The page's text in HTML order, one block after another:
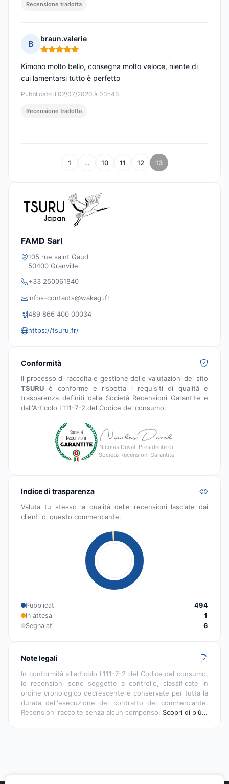
Recensione tradotta
B
braun.valerie
Nota: 5 su 5
Pubblicato il 02/07/2020 à 03h43
Kimono molto bello, consegna molto veloce, niente di
cui lamentarsi tutto è perfetto
Recensione tradotta
1 … 10 11 12 13
FAMD Sarl
105 rue saint Gaud
50400 Granville
+33 250061840
infos-contacts@wakagi.fr
489 866 400 00034
https://tsuru.fr/
Conformità
Il processo di raccolta e gestione delle valutazioni del sito
TSURU è conforme e rispetta i requisiti di qualità e
trasparenza definiti dalla Società Recensioni Garantite e
dall'Articolo L111-7-2 del Codice del consumo.
Nicolas Duval, Presidente di
Società Recensioni Garantite
Indice di trasparenza
Valuta tu stesso la qualità delle recensioni lasciate dai
clienti di questo commerciante.
Pubblicati
494
In attesa
1
Segnalati
6
Note legali
In conformità all'articolo L111-7-2 del Codice del consumo,
le recensioni sono soggette a controllo, classificate in
ordine cronologico decrescente e conservate per tutta la
durata dell'esecuzione del contratto del commerciante.
Recensioni raccolte senza alcun compenso. Scopri di più…